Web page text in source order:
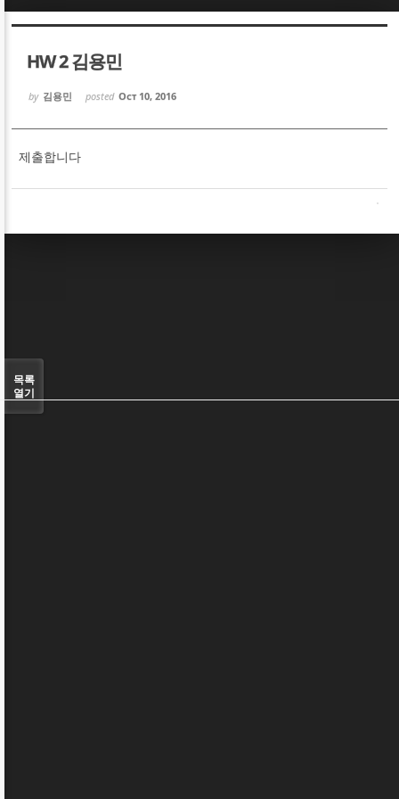
HW 2 김용민
by 김용민 posted Oct 10, 2016
제출합니다
목록
열기
Sketchbook5, 스케치북5
Sketchbook5, 스케치북5
Sketchbook5, 스케치북5
Sketchbook5, 스케치북5